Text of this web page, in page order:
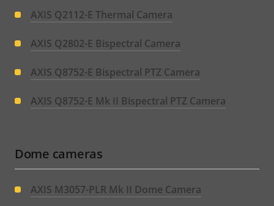
AXIS Q2112-E Thermal Camera
AXIS Q2802-E Bispectral Camera
AXIS Q8752-E Bispectral PTZ Camera
AXIS Q8752-E Mk II Bispectral PTZ Camera
Dome cameras
AXIS M3057-PLR Mk II Dome Camera